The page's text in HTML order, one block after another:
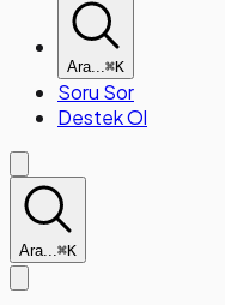
Ara...⌘K
Soru Sor
Destek Ol
Ara...⌘K